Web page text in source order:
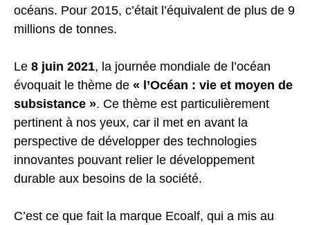
océans. Pour 2015, c’était l’équivalent de plus de 9
millions de tonnes.
Le 8 juin 2021, la journée mondiale de l’océan
évoquait le thème de « l’Océan : vie et moyen de
subsistance ». Ce thème est particulièrement
pertinent à nos yeux, car il met en avant la
perspective de développer des technologies
innovantes pouvant relier le développement
durable aux besoins de la société.
C’est ce que fait la marque Ecoalf, qui a mis au